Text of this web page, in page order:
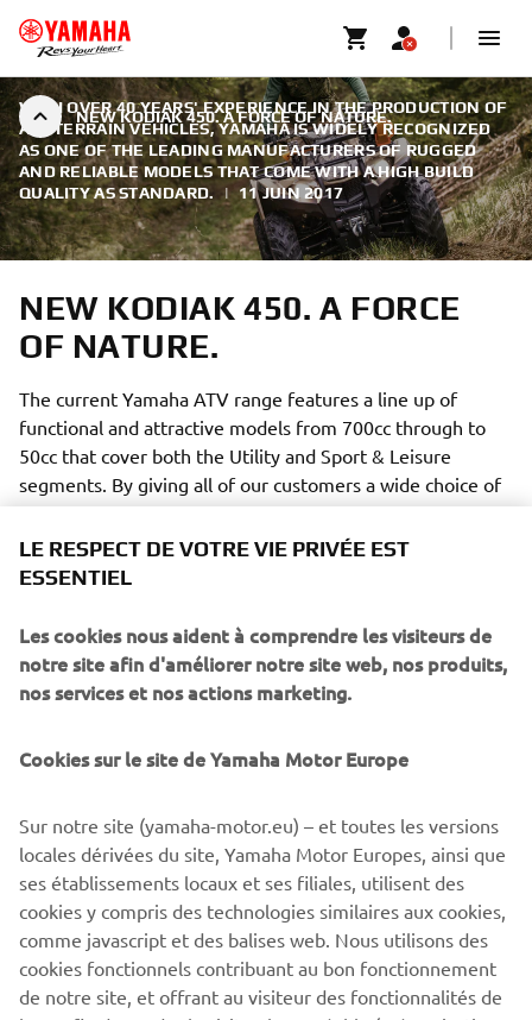
NEW KODIAK 450. A FORCE OF NATURE.
WITH OVER 40 YEARS' EXPERIENCE IN THE PRODUCTION OF
ALL TERRAIN VEHICLES, YAMAHA IS WIDELY RECOGNIZED
AS ONE OF THE LEADING MANUFACTURERS OF RUGGED
AND RELIABLE MODELS THAT COME WITH A HIGH BUILD
QUALITY AS STANDARD.
| 11 JUIN 2017
NEW KODIAK 450. A FORCE
OF NATURE.
The current Yamaha ATV range features a line up of
functional and attractive models from 700cc through to
50cc that cover both the Utility and Sport & Leisure
segments. By giving all of our customers a wide choice of
durable and reliable models that are both easy to use and
straightforward to maintain, Yamaha has reinforced its
position as one of the most solid and respected ATV
expanded with the introduction of the new Kodiak 450 EFI
summer 2017. Inspired by the hugely successful Kodiak
700, the Kodiak 450 is a new mid-sized utility model that
has been specifically developed for both professional and
leisure customers whose key priorities include all day
comfort, functionality, and ease of use.
LE RESPECT DE VOTRE VIE PRIVÉE EST
ESSENTIEL
Les cookies nous aident à comprendre les visiteurs de
notre site afin d'améliorer notre site web, nos produits,
nos services et nos actions marketing.
Cookies sur le site de Yamaha Motor Europe
Sur notre site (yamaha-motor.eu) – et toutes les versions
locales dérivées du site, Yamaha Motor Europes, ainsi que
ses établissements locaux et ses filiales, utilisent des
cookies y compris des technologies similaires aux cookies,
comme javascript et des balises web. Nous utilisons des
cookies fonctionnels contribuant au bon fonctionnement
de notre site, et offrant au visiteur des fonctionnalités de